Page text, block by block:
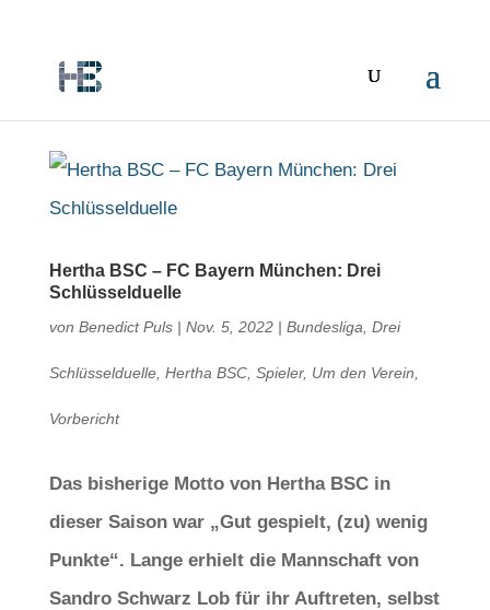
Hertha BSC – FC Bayern München: Drei
Schlüsselduelle
von Benedict Puls| Nov. 5, 2022| Bundesliga Drei
Schlüsselduelle, Hertha BSC, Spieler, Um den Verein
Vorbericht
Das bisherige Motto von Hertha BSC in
dieser Saison war „Gut gespielt, (zu) wenig
Punkte“. Lange erhielt die Mannschaft von
Sandro Schwarz Lob für ihr Auftreten, selbst